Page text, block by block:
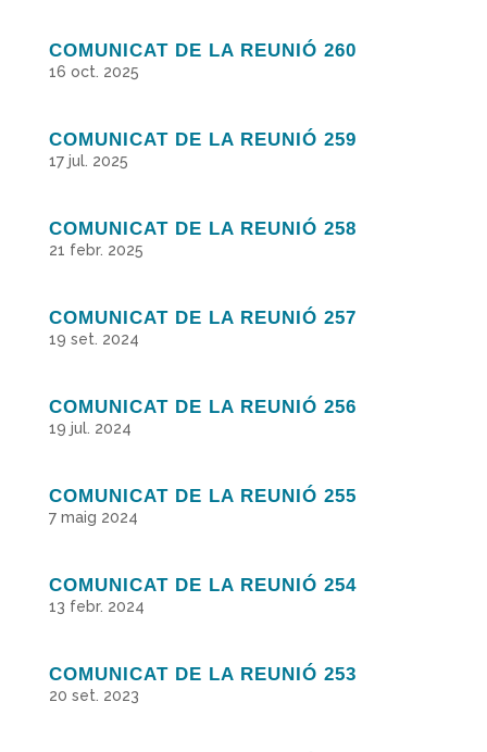
COMUNICAT DE LA REUNIÓ 260
16 oct. 2025
COMUNICAT DE LA REUNIÓ 259
17 jul. 2025
COMUNICAT DE LA REUNIÓ 258
21 febr. 2025
COMUNICAT DE LA REUNIÓ 257
19 set. 2024
COMUNICAT DE LA REUNIÓ 256
19 jul. 2024
COMUNICAT DE LA REUNIÓ 255
7 maig 2024
COMUNICAT DE LA REUNIÓ 254
13 febr. 2024
COMUNICAT DE LA REUNIÓ 253
20 set. 2023